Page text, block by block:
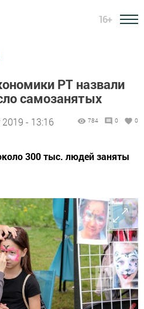
16+
РТ назвали
самозанятых
- 13:16 784 0 0
300 тыс. людей заняты